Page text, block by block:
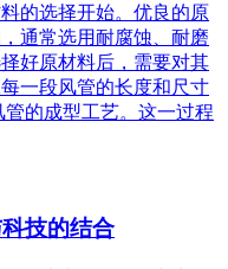
的选择开始。优良的原
通常选用耐腐蚀、耐磨
好原材料后，需要对其
一段风管的长度和尺寸
的成型工艺。这一过程
技的结合